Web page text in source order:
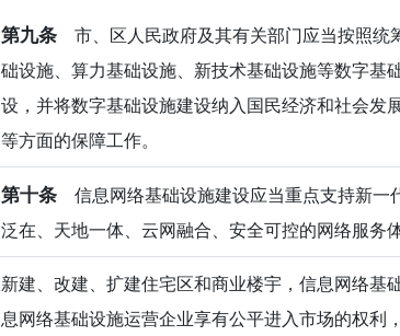
第九条 市、区人民政府及其有关部门应当按照统
础设施、算力基础设施、新技术基础设施等数字基
设，并将数字基础设施建设纳入国民经济和社会发
等方面的保障工作。
第十条 信息网络基础设施建设应当重点支持新一
泛在、天地一体、云网融合、安全可控的网络服务体
新建、改建、扩建住宅区和商业楼宇，信息网络
息网络基础设施运营企业享有公平进入市场的权利